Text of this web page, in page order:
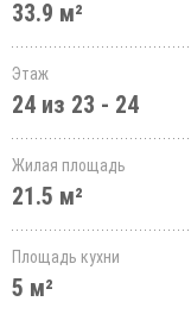
33.9 м²
Этаж
24 из 23 - 24
Жилая площадь
21.5 м²
Площадь кухни
5 м²